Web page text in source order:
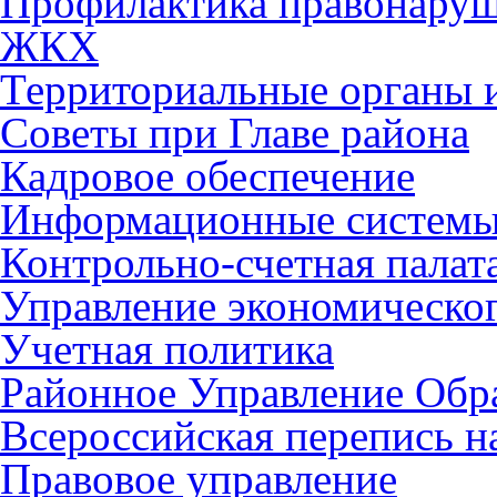
ЖКХ
Территориальные органы
Советы при Главе района
Кадровое обеспечение
Информационные
Контрольно-счетная
Управление
Учетная политика
Районное Управление
Всероссийская перепись
Правовое управление